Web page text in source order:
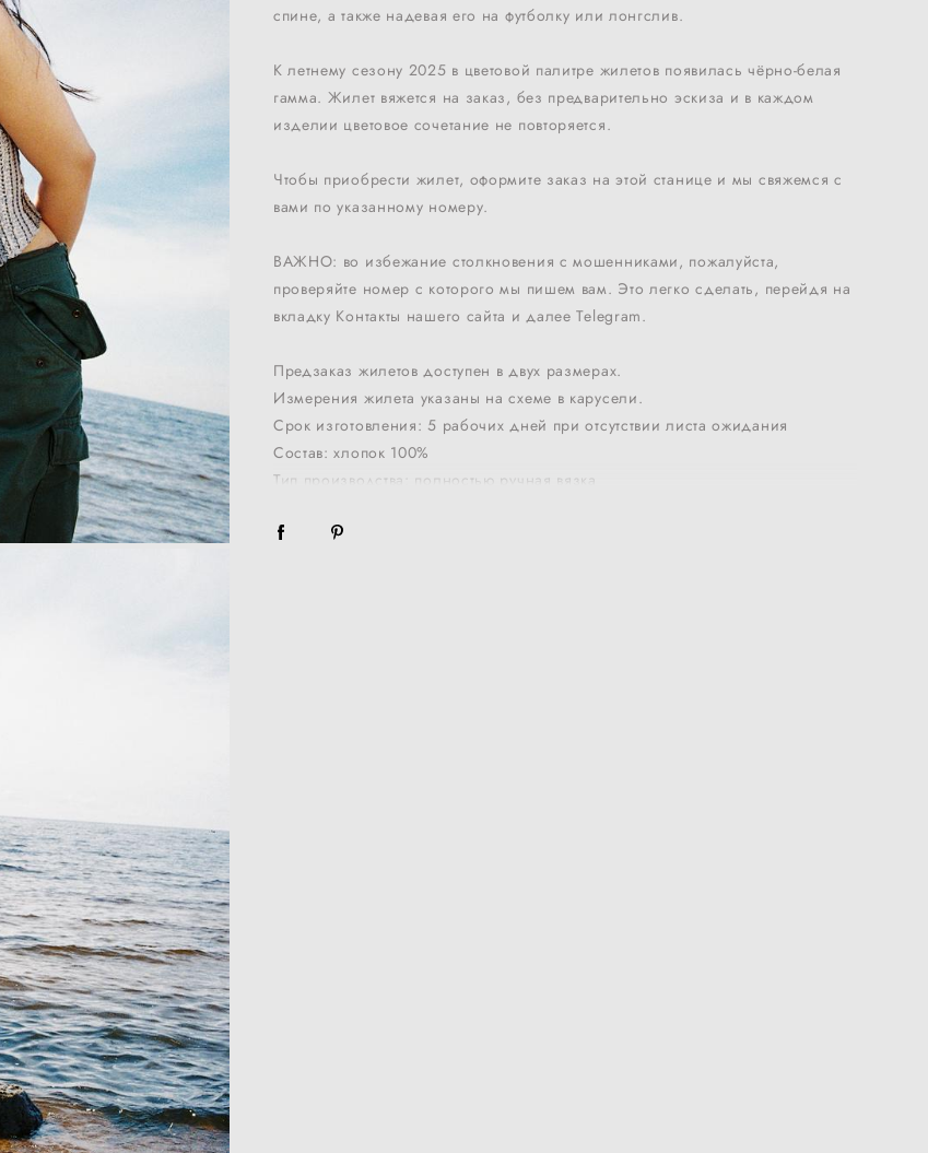
спине, а также надевая его на футболку или лонгслив.
К летнему сезону 2025 в цветовой палитре жилетов появилась чёрно-белая
гамма. Жилет вяжется на заказ, без предварительно эскиза и в каждом
изделии цветовое сочетание не повторяется.
Чтобы приобрести жилет, оформите заказ на этой станице и мы свяжемся с
вами по указанному номеру.
ВАЖНО: во избежание столкновения с мошенниками, пожалуйста,
проверяйте номер с которого мы пишем вам. Это легко сделать, перейдя на
вкладку Контакты нашего сайта и далее Telegram.
Предзаказ жилетов доступен в двух размерах.
Измерения жилета указаны на схеме в карусели.
Срок изготовления: 5 рабочих дней при отсутствии листа ожидания
Состав: хлопок 100%
Тип производства: полностью ручная вязка